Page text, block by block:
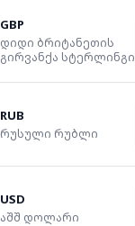
GBP
დიდი ბრიტანეთის
გირვანქა სტერლინგი
RUB
რუსული რუბლი
USD
აშშ დოლარი